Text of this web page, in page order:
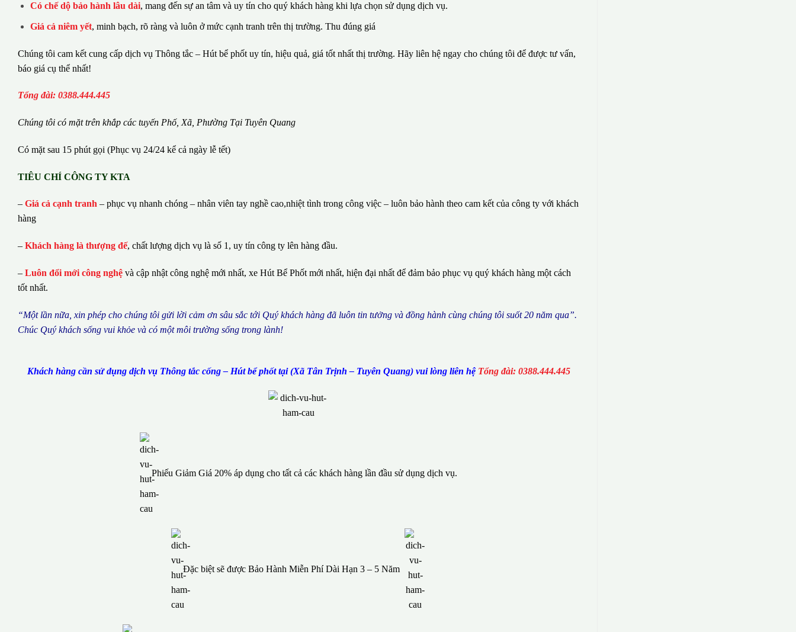
Có chế dộ bảo hành lâu dài, mang đến sự an tâm và uy tín cho quý khách hàng khi lựa chọn sử dụng dịch vụ.
Giá cả niêm yết, minh bạch, rõ ràng và luôn ở mức cạnh tranh trên thị trường. Thu đúng giá
Chúng tôi cam kết cung cấp dịch vụ Thông tắc – Hút bể phốt uy tín, hiệu quả, giá tốt nhất thị trường. Hãy liên hệ ngay cho chúng tôi để được tư vấn,
báo giá cụ thể nhất!
Tổng đài: 0388.444.445
Chúng tôi có mặt trên khắp các tuyến Phố, Xã, Phường Tại Tuyên Quang
Có mặt sau 15 phút gọi (Phục vụ 24/24 kể cả ngày lễ tết)
TIÊU CHÍ CÔNG TY KTA
– Giá cả cạnh tranh – phục vụ nhanh chóng – nhân viên tay nghề cao,nhiệt tình trong công việc – luôn bảo hành theo cam kết của công ty với khách
hàng
– Khách hàng là thượng đế, chất lượng dịch vụ là số 1, uy tín công ty lên hàng đầu.
– Luôn đổi mới công nghệ và cập nhật công nghệ mới nhất, xe Hút Bể Phốt mới nhất, hiện đại nhất để đảm bảo phục vụ quý khách hàng một cách
tốt nhất.
“Một lần nữa, xin phép cho chúng tôi gửi lời cảm ơn sâu sắc tới Quý khách hàng đã luôn tin tưởng và đồng hành cùng chúng tôi suốt 20 năm qua”.
Chúc Quý khách sống vui khỏe và có một môi trường sống trong lành!
Khách hàng cần sử dụng dịch vụ Thông tắc cống – Hút bể phốt tại (Xã Tân Trịnh – Tuyên Quang) vui lòng liên hệ Tổng đài: 0388.444.445
Phiếu Giảm Giá 20% áp dụng cho tất cả các khách hàng lần đầu sử dụng dịch vụ.
Đặc biệt sẽ được Bảo Hành Miễn Phí Dài Hạn 3 – 5 Năm